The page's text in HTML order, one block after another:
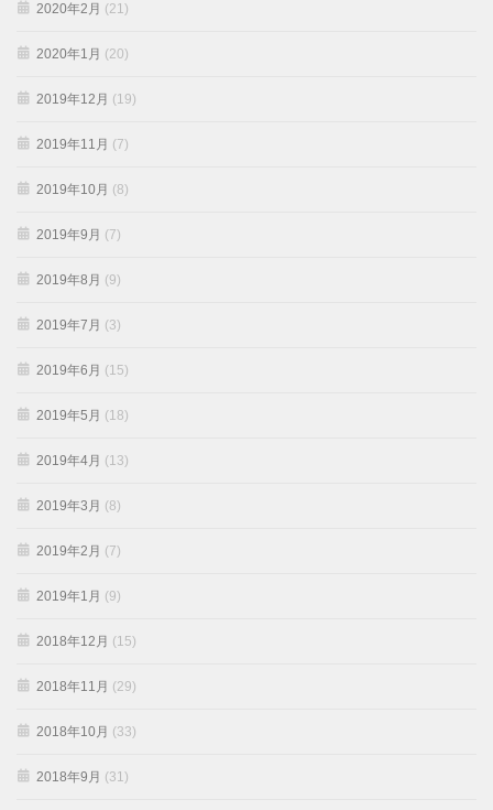
2020年2月 (21)
2020年1月 (20)
2019年12月 (19)
2019年11月 (7)
2019年10月 (8)
2019年9月 (7)
2019年8月 (9)
2019年7月 (3)
2019年6月 (15)
2019年5月 (18)
2019年4月 (13)
2019年3月 (8)
2019年2月 (7)
2019年1月 (9)
2018年12月 (15)
2018年11月 (29)
2018年10月 (33)
2018年9月 (31)